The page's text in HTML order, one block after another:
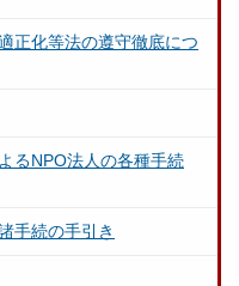
正化等法の遵守徹底につ
るNPO法人の各種手続
手続の手引き